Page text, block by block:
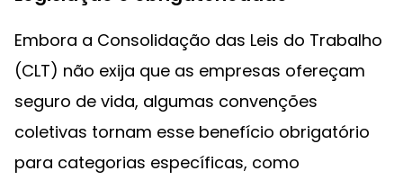
Embora a Consolidação das Leis do Trabalho
(CLT) não exija que as empresas ofereçam
seguro de vida, algumas convenções
coletivas tornam esse benefício obrigatório
para categorias específicas, como